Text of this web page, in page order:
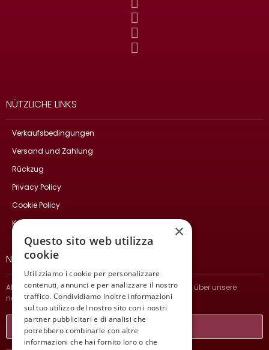
NÜTZLICHE LINKS
Verkaufsbedingungen
Versand und Zahlung
Rückzug
Privacy Policy
Cookie Policy
Kontakte
NEWSLETTER
Abonnieren Sie und bleiben Sie auf dem Laufenden über unsere
neuesten Nachrichten.
×
Questo sito web utilizza
cookie
Utilizziamo i cookie per personalizzare
contenuti, annunci e per analizzare il nostro
traffico. Condividiamo inoltre informazioni
sul tuo utilizzo del nostro sito con i nostri
partner pubblicitari e di analisi che
potrebbero combinarle con altre
informazioni che hai fornito loro o che